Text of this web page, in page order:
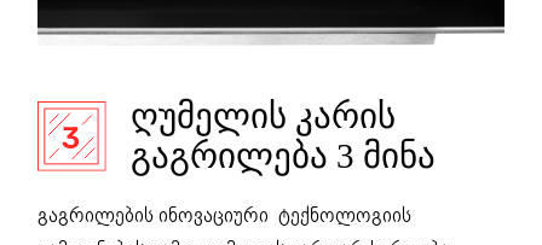
ᲦᲣᲛᲔᲚᲘᲡ ᲙᲐᲠᲘᲡ
ᲒᲐᲒᲠᲘᲚᲔᲑᲐ 3 ᲛᲘᲜᲐ
გაგრილების ინოვაციური ტექნოლოგიის